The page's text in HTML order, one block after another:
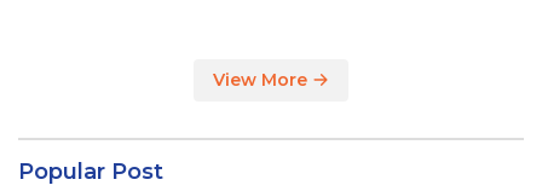
View More
Popular Post